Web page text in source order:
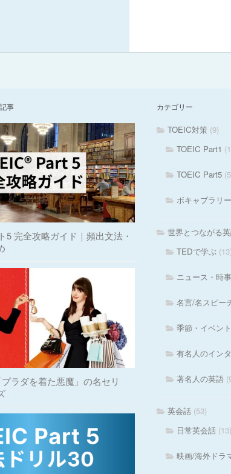
事
5 完全攻略ガイド｜頻出文法・
ラダを着た悪魔」の名セリ
カテゴリー
TOEIC対策 (9)
TOEIC Part1
TOEIC Part5
ボキャブラリー
世界とつながる
TEDで学ぶ (13)
ニュース・時
名言/名スピー
季節・イベン
有名人のイン
著名人の英語
英会話 (53)
日常英会話 (13)
映画/海外ドラ